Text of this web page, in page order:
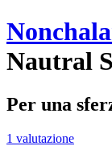
Nautral
Per una
1 valutazione